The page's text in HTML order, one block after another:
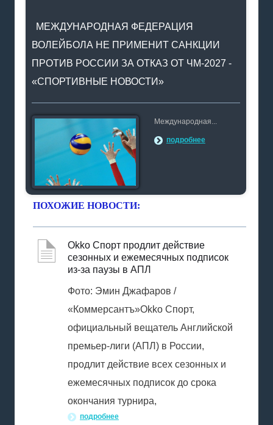
МЕЖДУНАРОДНАЯ ФЕДЕРАЦИЯ
ВОЛЕЙБОЛА НЕ ПРИМЕНИТ САНКЦИИ
ПРОТИВ РОССИИ ЗА ОТКАЗ ОТ ЧМ-2027 -
«СПОРТИВНЫЕ НОВОСТИ»
Международная...
подробнее
ПОХОЖИЕ НОВОСТИ:
Okko Спорт продлит действие
сезонных и ежемесячных подписок
из-за паузы в АПЛ
Фото: Эмин Джафаров /
«Коммерсантъ»Okko Спорт,
официальный вещатель Английской
премьер-лиги (АПЛ) в России,
продлит действие всех сезонных и
ежемесячных подписок до срока
окончания турнира,
подробнее